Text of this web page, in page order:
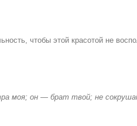
чтобы этой красотой не
моя; он — брат твой; не